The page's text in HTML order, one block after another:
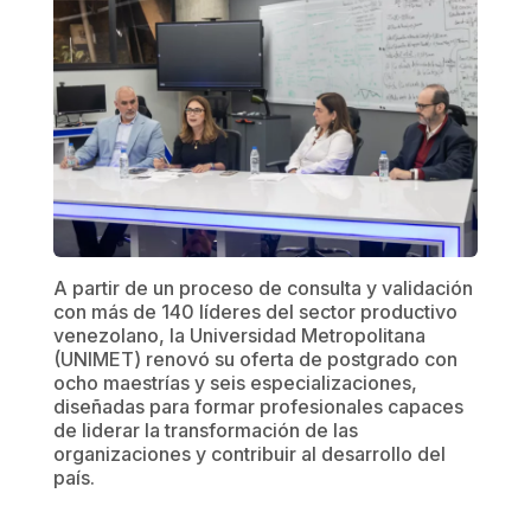
A partir de un proceso de consulta y validación
con más de 140 líderes del sector productivo
venezolano, la Universidad Metropolitana
(UNIMET) renovó su oferta de postgrado con
ocho maestrías y seis especializaciones,
diseñadas para formar profesionales capaces
de liderar la transformación de las
organizaciones y contribuir al desarrollo del
país.